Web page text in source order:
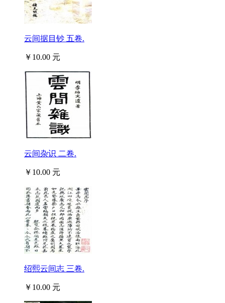
云间据目钞 五卷.
￥10.00 元
云间杂识 二卷.
￥10.00 元
绍熙云间志 三卷.
￥10.00 元